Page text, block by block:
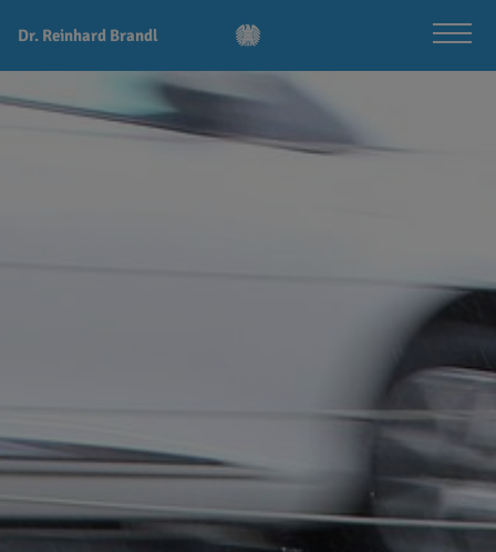
Dr. Reinhard Brandl